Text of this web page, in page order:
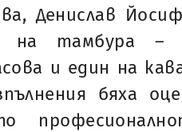
Денислав
на тамбура –
и един на
бяха